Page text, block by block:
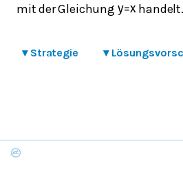
mit der Gleichung y=xhandelt.
▾ Strategie ▾